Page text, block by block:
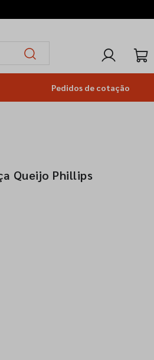
Pedidos de cotação
Queijo Phillips